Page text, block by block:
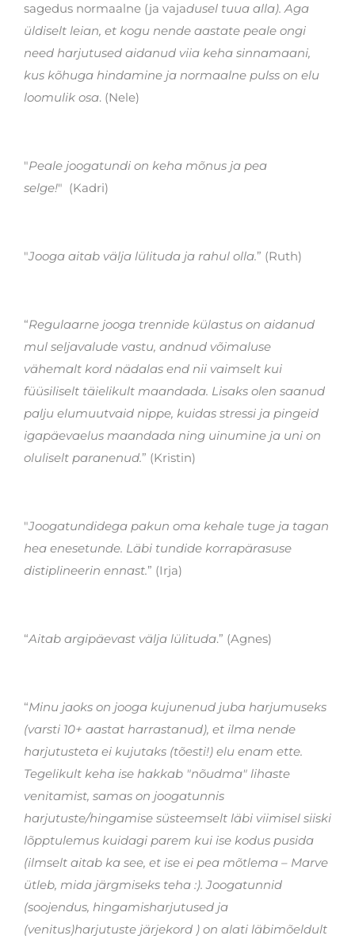
sagedus normaalne (ja vajadusel tuua alla). Aga
üldiselt leian, et kogu nende aastate peale ongi
need harjutused aidanud viia keha sinnamaani,
kus kõhuga hindamine ja normaalne pulss on elu
loomulik osa. (Nele)
"Peale joogatundi on keha mõnus ja pea
selge!" (Kadri)
"Jooga aitab välja lülituda ja rahul olla.” (Ruth)
“Regulaarne jooga trennide külastus on aidanud
mul seljavalude vastu, andnud võimaluse
vähemalt kord nädalas end nii vaimselt kui
füüsiliselt täielikult maandada. Lisaks olen saanud
palju elumuutvaid nippe, kuidas stressi ja pingeid
igapäevaelus maandada ning uinumine ja uni on
oluliselt paranenud.” (Kristin)
"Joogatundidega pakun oma kehale tuge ja tagan
hea enesetunde. Läbi tundide korrapärasuse
distiplineerin ennast.” (Irja)
“Aitab argipäevast välja lülituda.” (Agnes)
“Minu jaoks on jooga kujunenud juba harjumuseks
(varsti 10+ aastat harrastanud), et ilma nende
harjutusteta ei kujutaks (tõesti!) elu enam ette.
Tegelikult keha ise hakkab "nõudma" lihaste
venitamist, samas on joogatunnis
harjutuste/hingamise süsteemselt läbi viimisel siiski
lõpptulemus kuidagi parem kui ise kodus pusida
(ilmselt aitab ka see, et ise ei pea mõtlema – Marve
ütleb, mida järgmiseks teha :). Joogatunnid
(soojendus, hingamisharjutused ja
(venitus)harjutuste järjekord ) on alati läbimõeldult